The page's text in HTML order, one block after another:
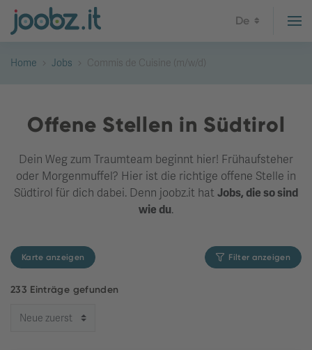
De
Home Jobs Commis de Cuisine (m/w/d)
Offene Stellen in Südtirol
Dein Weg zum Traumteam beginnt hier! Frühaufsteher
oder Morgenmuffel? Hier ist die richtige offene Stelle in
Südtirol für dich dabei. Denn joobz.it hat Jobs, die so sind
wie du.
Karte anzeigen Filter anzeigen
233 Einträge gefunden